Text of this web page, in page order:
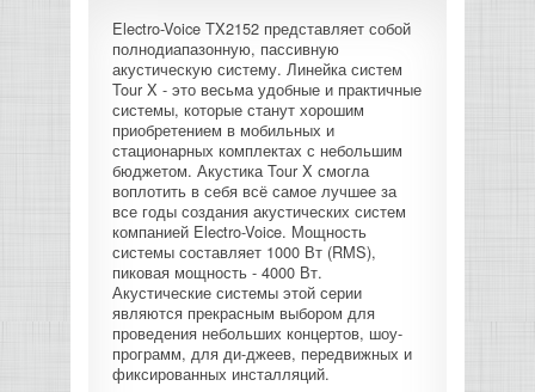
CD|DVD|FLASH|USB ПЛЕЕРЫ,
РЕКОРДЕРЫ
САБВУФЕРЫ АКТИВНЫЕ
КОМПЛЕКТУЮЩИЕ ДЛЯ
АКУСТИЧЕСКИХ СИСТЕМ
КОНТРОЛЛЕРЫ АС И КРОССОВЕРЫ
НАУШНИКИ
ДОСТАВКА
ОПЛАТА
КОНТАКТЫ
Electro-Voice TX2152 представляет собой
полнодиапазонную, пассивную
акустическую систему. Линейка систем
Tour X - это весьма удобные и практичные
системы, которые станут хорошим
приобретением в мобильных и
стационарных комплектах с небольшим
бюджетом. Акустика Tour X смогла
воплотить в себя всё самое лучшее за
все годы создания акустических систем
компанией Electro-Voice. Мощность
системы составляет 1000 Вт (RMS),
пиковая мощность - 4000 Вт.
Акустические системы этой серии
являются прекрасным выбором для
проведения небольших концертов, шоу-
программ, для ди-джеев, передвижных и
фиксированных инсталляций.